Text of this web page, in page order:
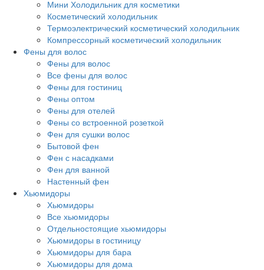
Мини Холодильник для косметики
Косметический холодильник
Термоэлектрический косметический холодильник
Компрессорный косметический холодильник
Фены для волос
Фены для волос
Все фены для волос
Фены для гостиниц
Фены оптом
Фены для отелей
Фены со встроенной розеткой
Фен для сушки волос
Бытовой фен
Фен с насадками
Фен для ванной
Настенный фен
Хьюмидоры
Хьюмидоры
Все хьюмидоры
Отдельностоящие хьюмидоры
Хьюмидоры в гостиницу
Хьюмидоры для бара
Хьюмидоры для дома